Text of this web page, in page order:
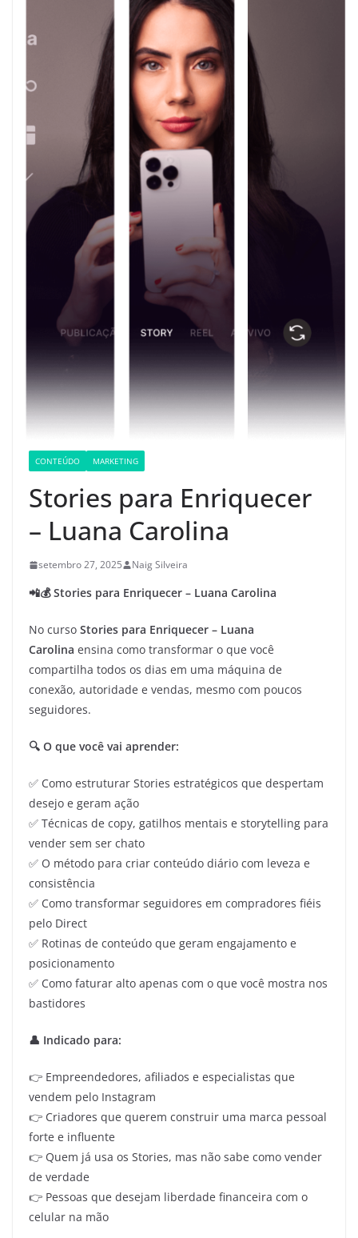
CONTEÚDO MARKETING
Stories para Enriquecer
– Luana Carolina
setembro 27, 2025 Naig Silveira
📲💰 Stories para Enriquecer – Luana Carolina
No curso Stories para Enriquecer – Luana
Carolina ensina como transformar o que você
compartilha todos os dias em uma máquina de
conexão, autoridade e vendas, mesmo com poucos
seguidores.
🔍 O que você vai aprender:
✅ Como estruturar Stories estratégicos que despertam
desejo e geram ação
✅ Técnicas de copy, gatilhos mentais e storytelling para
vender sem ser chato
✅ O método para criar conteúdo diário com leveza e
consistência
✅ Como transformar seguidores em compradores fiéis
pelo Direct
✅ Rotinas de conteúdo que geram engajamento e
posicionamento
✅ Como faturar alto apenas com o que você mostra nos
bastidores
👤 Indicado para:
👉 Empreendedores, afiliados e especialistas que
vendem pelo Instagram
👉 Criadores que querem construir uma marca pessoal
forte e influente
👉 Quem já usa os Stories, mas não sabe como vender
de verdade
👉 Pessoas que desejam liberdade financeira com o
celular na mão